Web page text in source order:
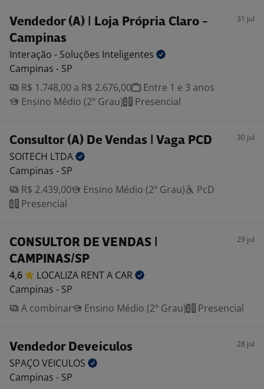
Vendedor (A) | Loja Própria Claro -
Campinas
31 jul
Interação - Soluções Inteligentes
Campinas - SP
R$ 1.748,00 a R$ 2.676,00
Entre 1 e 3 anos
Ensino Médio (2º Grau)
Presencial
Consultor (A) De Vendas | Vaga PCD 30 jul
SOITECH LTDA
Campinas - SP
R$ 2.439,00
Ensino Médio (2º Grau)
PcD
Presencial
CONSULTOR DE VENDAS |
CAMPINAS/SP
29 jul
4,6 LOCALIZA RENT A CAR
Campinas - SP
A combinar
Ensino Médio (2º Grau) Presencial
Vendedor Deveiculos 28 jul
SPAÇOVEICULOS
Campinas - SP